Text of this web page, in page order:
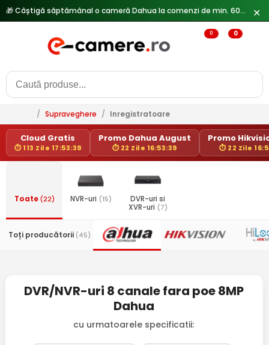
✕
0 0
/ Supraveghere / Inregistratoare
Cloud Gratis
⏱ 113 Zile 17:53:39
Promo Dahua August
⏱ 22 Zile 16:53:39
Promo
⏱ 22 Zile
Toate(22) NVR-uri (15)
DVR-uri si
XVR-uri (7)
Toți producătorii (45)
DVR/NVR-uri 8 canale fara poe 8MP
Dahua
cu urmatoarele specificatii: